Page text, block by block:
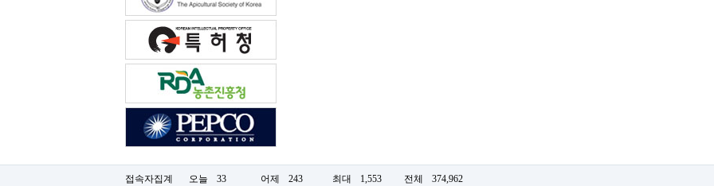
접속자집계 오늘 33 어제 243 최대 1,553 전체 374,962